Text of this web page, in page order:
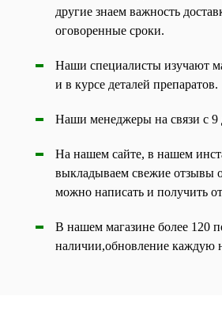
другие знаем важность
оговоренные сроки.
Наши специалисты изучают
и в курсе деталей препаратов.
Наши менеджеры на связи с 9
На нашем сайте, в нашем
выкладываем свежие отзывы
можно написать и получить
В нашем магазине более 120
наличии,обновление каждую